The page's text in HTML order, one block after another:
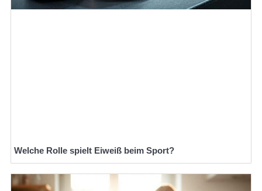
Welche Rolle spielt Eiweiß beim Sport?